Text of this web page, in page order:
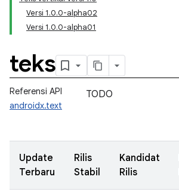
Versi 1.0.0-alpha02
Versi 1.0.0-alpha01
teks
Referensi API
androidx.text
TODO
Update
Terbaru
Rilis
Stabil
Kandidat
Rilis